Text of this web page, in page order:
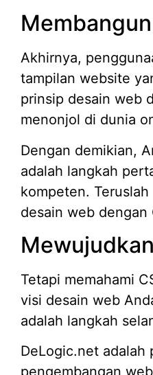
Akhirnya,
tampilan website
prinsip desain web
menonjol di dunia
Dengan demikian,
adalah langkah
kompeten.
desain web dengan
Tetapi memahami
visi desain web
adalah langkah
DeLogic.net adalah